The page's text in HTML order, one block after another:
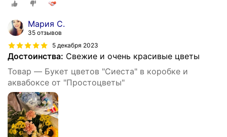
Мария С.
35 отзывов
5 декабря 2023
Достоинства: Свежие и очень красивые цветы
Товар — Букет цветов "Сиеста" в коробке и
аквабоксе от "Простоцветы"